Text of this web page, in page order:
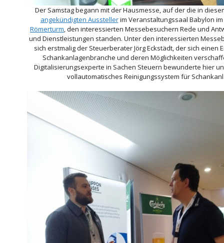
Der Samstag begann mit der Hausmesse, auf der die in
angekündigten Ausstellerim Veranstaltungssaal Babylon im
Römerturm, den interessierten Messebesuchern Rede und
und Dienstleistungen standen. Unter den interessierten
sich erstmalig der Steuerberater Jörg Eckstädt, der sich einen
Schankanlagenbranche und deren Möglichkeiten
Digitalisierungsexperte in Sachen Steuern bewunderte hier
vollautomatisches Reinigungssystem für